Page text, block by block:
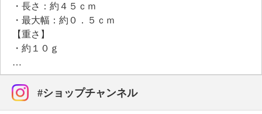
・長さ：約４５ｃｍ
・最大幅：約０．５ｃｍ
【重さ】
・約１０ｇ
＜パール調ビジュウネックレス＞
【素材】
・本体
#ショップチャンネル